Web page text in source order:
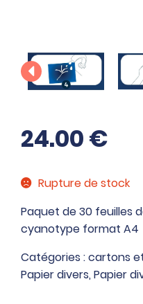
24.00€
Rupture de stock
Paquet de 30 feuilles
cyanotype format A4
Catégories :cartons
Papier divers, Papier